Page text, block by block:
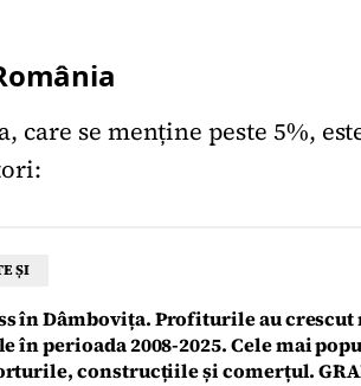
se menține peste 5%,
ȘI
în Dâmbovița. Profiturile au crescut
în perioada 2008-2025. Cele mai
construcțiile și comerțul.